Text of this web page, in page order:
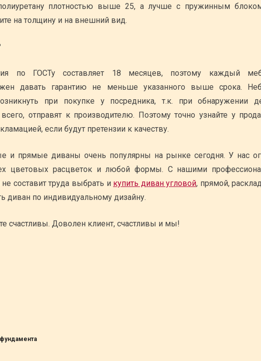
плотностью выше 25, а лучше с пружинным
на толщину и на внешний вид.
по ГОСТу составляет 18 месяцев, поэтому каждый
давать гарантию не меньше указанного выше срока.
при покупке у посредника, т.к. при обнаружении
отправят к производителю. Поэтому точно узнайте у
если будут претензии к качеству.
и прямые диваны очень популярны на рынке сегодня. У нас
цветовых расцветок и любой формы. С нашими
составит труда выбрать и купить диван угловой, прямой,
диван по индивидуальному дизайну.
счастливы. Доволен клиент, счастливы и мы!